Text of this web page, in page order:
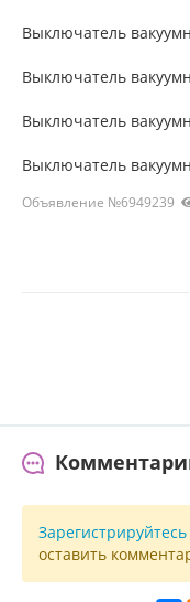
Выключатель
Выключатель
Выключатель
Выключатель
Объявление №6949239
Зарегистрируйтесь
оставить